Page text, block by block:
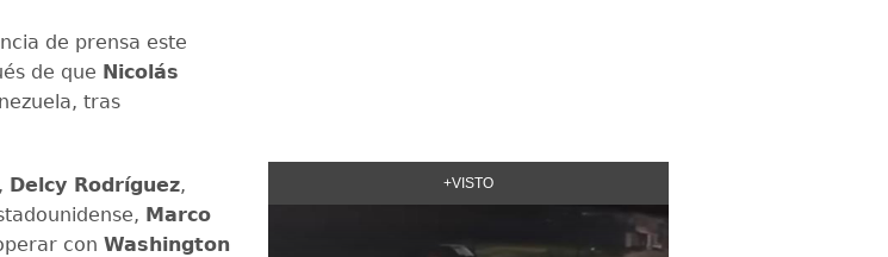
de prensa este
de que Nicolás
tras
Delcy Rodríguez,
Marco
con Washington
+VISTO